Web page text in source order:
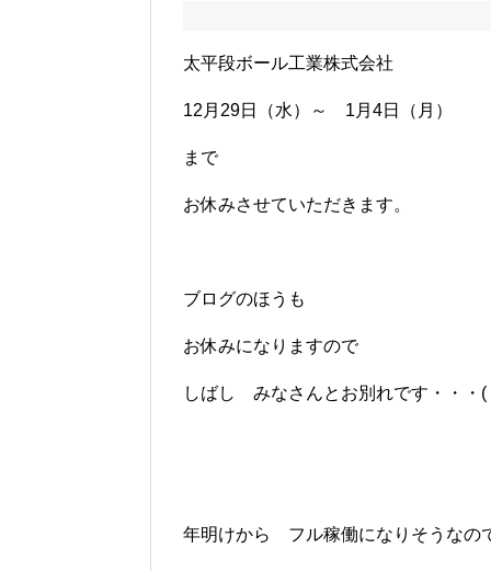
太平段ボール工業株式会社
12月29日（水）～ 1月4日（月）
まで
お休みさせていただきます。
ブログのほうも
お休みになりますので
しばし みなさんとお別れです・・・(
年明けから フル稼働になりそうなの